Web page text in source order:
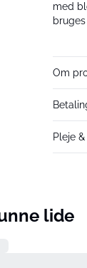
med
Om
Pleje
lide